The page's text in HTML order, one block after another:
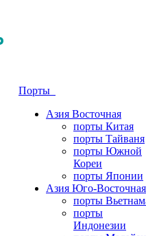
Порты
Азия Восточная
порты Китая
порты Тайваня
порты Южной
Кореи
порты Японии
Азия Юго-Восточная
порты
порты
Индонезии